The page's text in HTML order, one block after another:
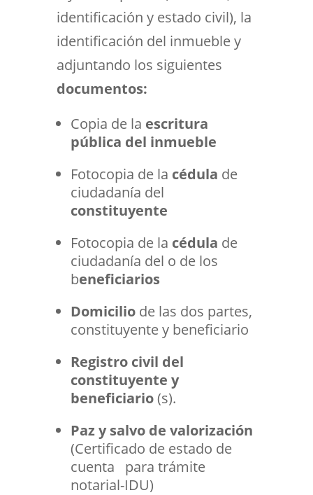
identificación y estado civil), la
identificación del inmueble y
adjuntando los siguientes
documentos:
Copia de la escritura
pública del inmueble
Fotocopia de la cédula de
ciudadanía del
constituyente
Fotocopia de la cédula de
ciudadanía del o de los
beneficiarios
Domiciliode las dos partes,
constituyente y beneficiario
Registro civil del
constituyente y
beneficiario(s).
Paz y salvo de valorización
(Certificado de estado de
cuenta para trámite
notarial-IDU)